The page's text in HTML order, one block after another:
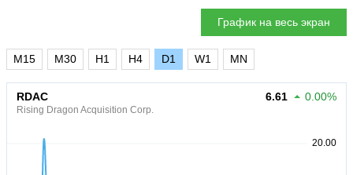
График на весь экран
M15 M30 H1 H4 D1 W1 MN
RDAC
Rising Dragon Acquisition Corp.
6.61 0.00%